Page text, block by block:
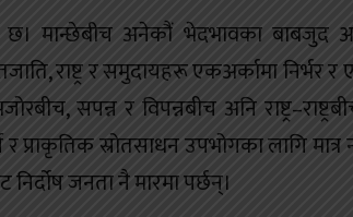
छ। मान्छेबीच अनेकौं भेदभावका बाबजुद
राष्ट्र र समुदायहरू एकअर्कामा निर्भर र
सपन्न र विपन्नबीच अनि
र प्राकृतिक स्रोतसाधन उपभोगका लागि
निर्दोष जनता नै मारमा पर्छन्।